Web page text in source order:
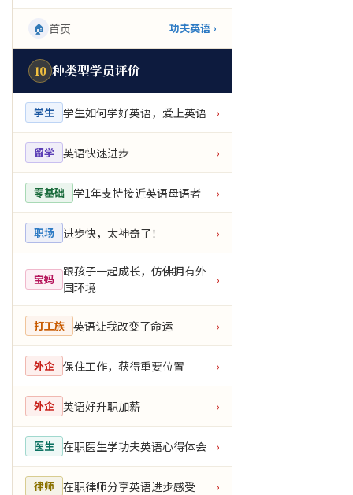
🏠 首页 功夫英语 ›
10 种类型学员评价
学生 学生如何学好英语，爱上英语 ›
留学 英语快速进步 ›
零基础 学1年支持接近英语母语者 ›
职场 进步快，太神奇了！ ›
宝妈
跟孩子一起成长，仿佛拥有外
国环境
›
打工族 英语让我改变了命运 ›
外企 保住工作，获得重要位置 ›
外企 英语好升职加薪 ›
医生 在职医生学功夫英语心得体会 ›
律师 在职律师分享英语进步感受 ›